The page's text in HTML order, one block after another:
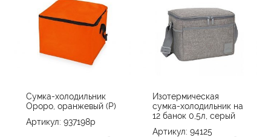
Сумка-холодильник
Ороро, оранжевый (Р)
Артикул: 937198p
Изотермическая
сумка-холодильник на
12 банок 0,5л, серый
Артикул: 94125